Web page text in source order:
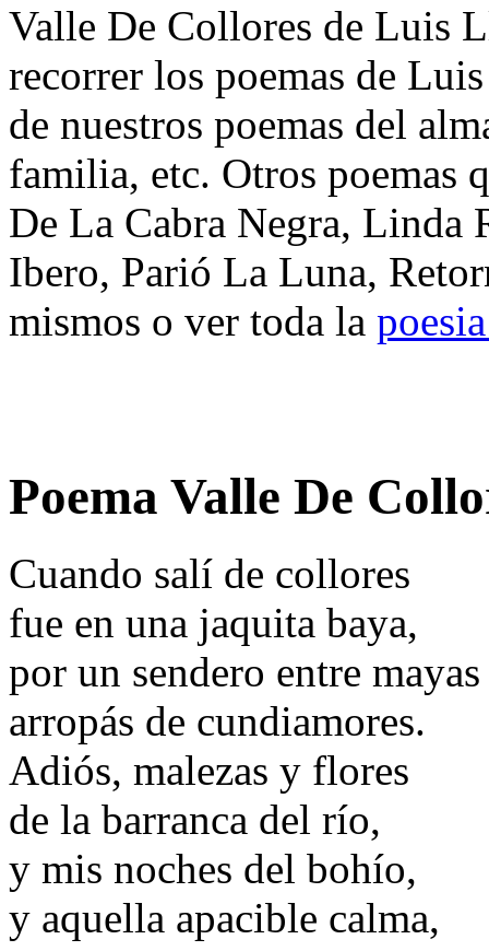
Valle De Collores de Luis
recorrer los poemas de
de nuestros poemas del
familia, etc. Otros poemas
De La Cabra Negra, Linda
Ibero, Parió La Luna,
mismos o ver toda la
Poema Valle De
Cuando salí de collores
fue en una jaquita baya,
por un sendero entre mayas
arropás de cundiamores.
Adiós, malezas y flores
de la barranca del río,
y mis noches del bohío,
y aquella apacible calma,